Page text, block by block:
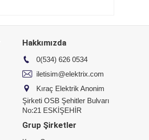
Hakkımızda
0(534) 626 0534
iletisim@elektrix.com
Kıraç Elektrik Anonim
Şirketi OSB Şehitler Bulvarı
No:21 ESKİŞEHİR
Grup Şirketler